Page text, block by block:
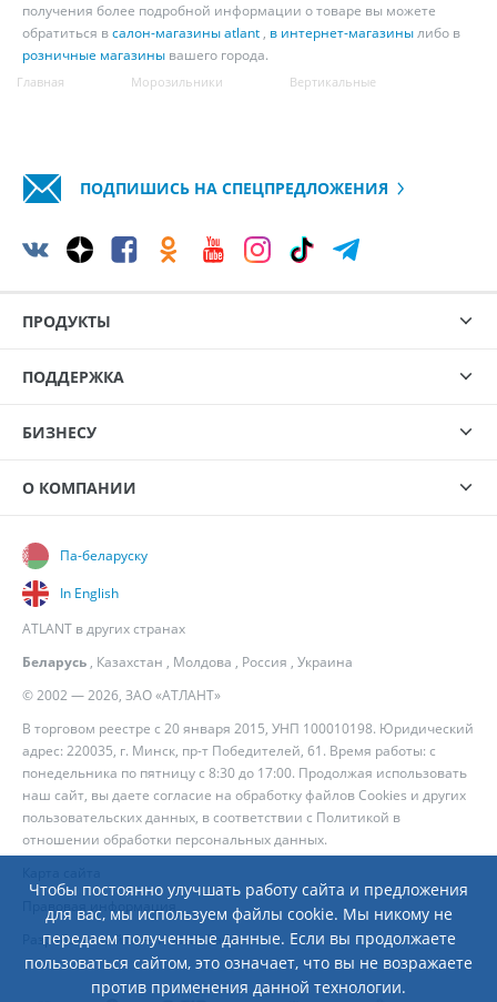
Чтобы постоянно улучшать работу сайта и предложения
для вас, мы используем файлы cookie. Мы никому не
передаем полученные данные. Если вы продолжаете
пользоваться сайтом, это означает, что вы не возражаете
против применения данной технологии.
получения более подробной информации о товаре вы можете
обратиться всалон-магазины atlant, в интернет-магазинылибо в
розничные магазины вашего города.
Главная Морозильники Вертикальные
ПОДПИШИСЬ НА СПЕЦПРЕДЛОЖЕНИЯ
ПРОДУКТЫ
ПОДДЕРЖКА
БИЗНЕСУ
О КОМПАНИИ
© 2002 — 2026, ЗАО «АТЛАНТ»
В торговом реестре с 20 января 2015, УНП 100010198. Юридический
адрес: 220035, г. Минск, пр-т Победителей, 61. Время работы: с
понедельника по пятницу с 8:30 до 17:00. Продолжая использовать
наш сайт, вы даете согласие на обработку файлов Cookies и других
пользовательских данных, в соответствии с Политикой в
отношении обработки персональных данных.
Правовая информация
Разработка сайта— Новый Сайт
Па-беларуску
In English
ATLANT в других странах
Беларусь, Казахстан , Молдова , Россия , Украина